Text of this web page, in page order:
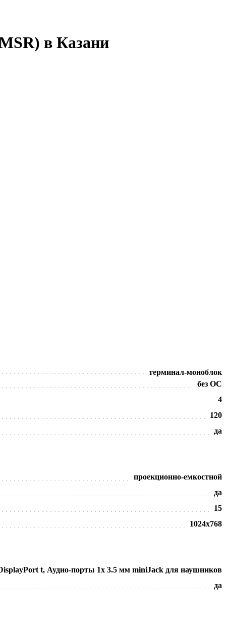
в Казани
терминал-моноблок
без ОС
4
120
да
проекционно-емкостной
да
15
1024х768
t, Аудио-порты 1x 3.5 мм miniJack для наушников
да